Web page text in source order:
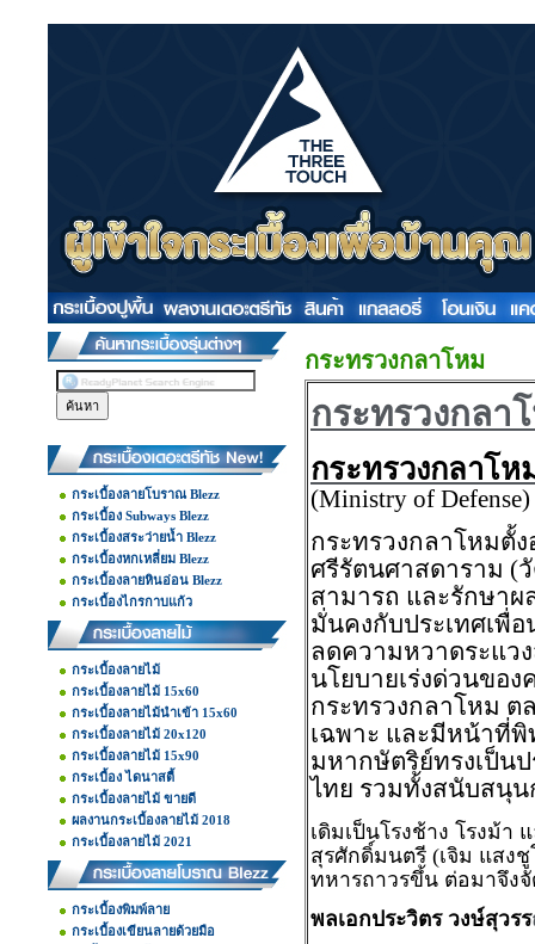
กระเบื้องลายโบราณ Blezz
กระเบื้อง Subways Blezz
กระเบื้องสระว่ายน้ำ Blezz
กระเบื้องหกเหลี่ยม Blezz
กระเบื้องลายหินอ่อน Blezz
กระเบื้องไกรกาบแก้ว
กระเบื้องลายไม้
กระเบื้องลายไม้ 15x60
กระเบื้องลายไม้นำเข้า 15x60
กระเบื้องลายไม้ 20x120
กระเบื้องลายไม้ 15x90
กระเบื้อง ไดนาสตี้
กระเบื้องลายไม้ ขายดี
ผลงานกระเบื้องลายไม้ 2018
กระเบื้องลายไม้ 2021
กระเบื้องพิมพ์ลาย
กระเบื้องเขียนลายด้วยมือ
กระทรวงกลาโหม
กระทรวงกลา
กระทรวงกลาโห
(Ministry of Defense)
กระทรวงกลาโหมตั้
ศรีรัตนศาสดาราม (
สามารถ และรักษา
มั่นคงกับประเทศเพื่
ลดความหวาดระแว
นโยบายเร่งด่วนขอ
กระทรวงกลาโหม
เฉพาะ และมีหน้าที่
มหากษัตริย์ทรงเป็น
ไทย รวมทั้งสนับสนุน
เดิมเป็นโรงช้าง โรงม้
สุรศักดิ์มนตรี (เจิม แสง
ทหารถาวรขึ้น ต่อมาจึง
พลเอกประวิตร วงษ์สุวรร